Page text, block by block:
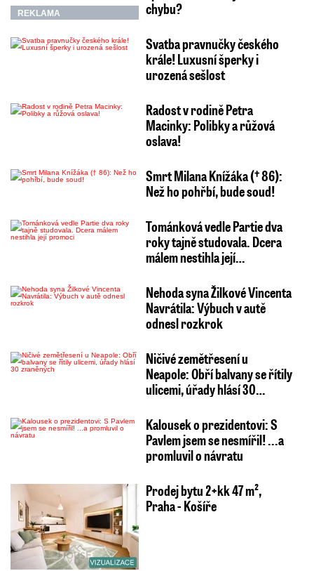
REKLAMA
chybu?
Svatba pravnučky českého
krále! Luxusní šperky i
urozená sešlost
Radost v rodině Petra
Macinky: Polibky a růžová
oslava!
Smrt Milana Knížáka († 86):
Než ho pohřbí, bude soud!
Tománková vedle Partie dva
roky tajně studovala. Dcera
málem nestihla její…
Nehoda syna Žilkové Vincenta
Navrátila: Výbuch v autě
odnesl rozkrok
Ničivé zemětřesení u
Neapole: Obří balvany se řítily
ulicemi, úřady hlásí 30…
Kalousek o prezidentovi: S
Pavlem jsem se nesmířil! ...a
promluvil o návratu
Prodej bytu 2+kk 47 m²,
Praha - Košíře